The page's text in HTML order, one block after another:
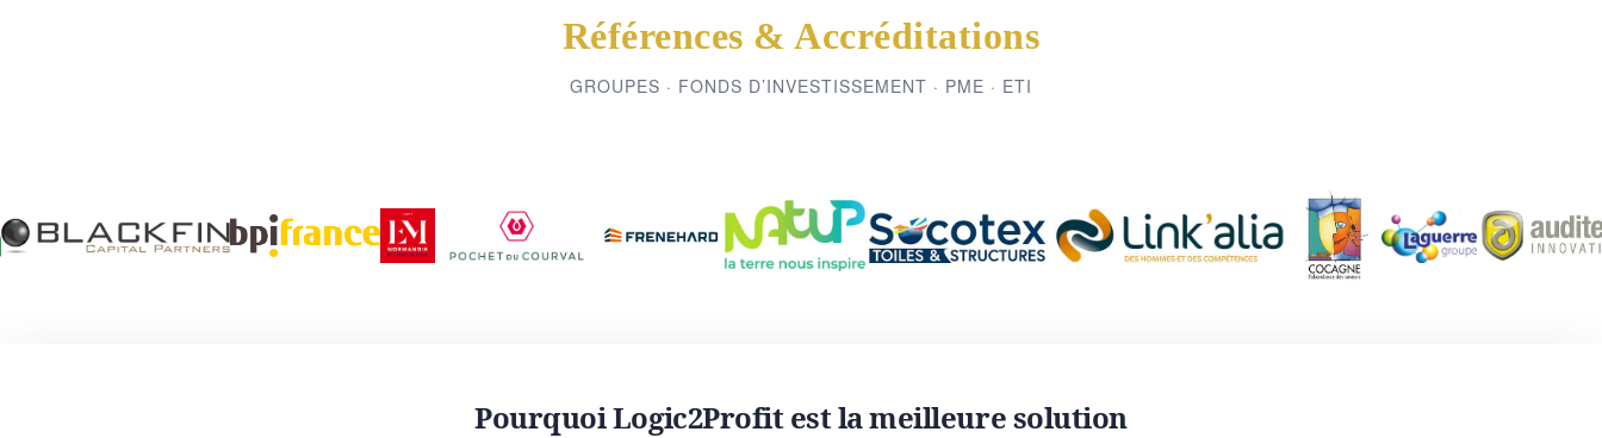
Références & Accréditations
GROUPES · FONDS D’INVESTISSEMENT · PME · ETI
Pourquoi Logic2Profit est la meilleure solution